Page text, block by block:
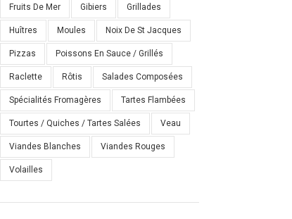
Fruits De Mer Gibiers Grillades
Huîtres Moules Noix De St Jacques
Pizzas Poissons En Sauce / Grillés
Raclette Rôtis Salades Composées
Spécialités Fromagères Tartes Flambées
Tourtes / Quiches / Tartes Salées Veau
Viandes Blanches Viandes Rouges
Volailles